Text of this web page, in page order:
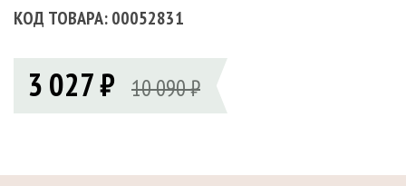
КОД ТОВАРА: 00052831
3 027 ₽ 10 090 ₽